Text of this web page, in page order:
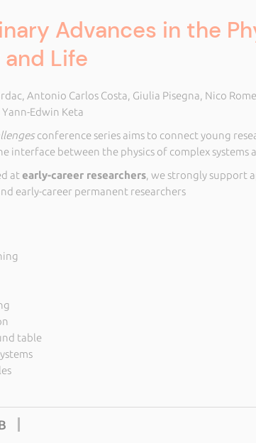
Advances in the
Life
Antonio Carlos Costa, Giulia Pisegna, Nico
Edwin Keta
conference series aims to connect young
interface between the physics of complex systems
at early-career researchers, we strongly support
early-career permanent researchers
table